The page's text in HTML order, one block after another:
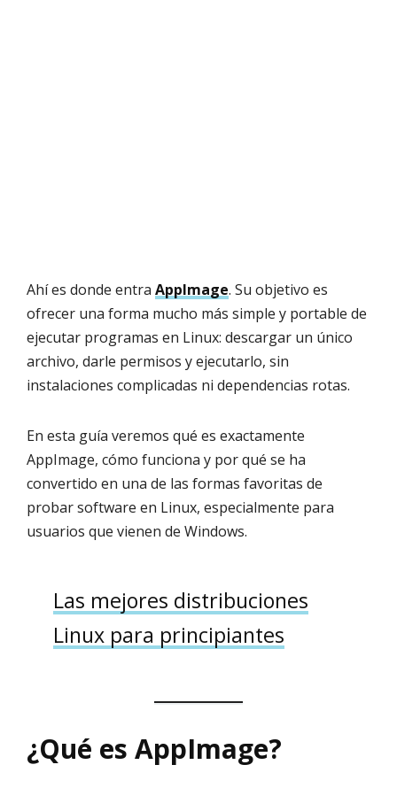
Ahí es donde entra AppImage. Su objetivo es
ofrecer una forma mucho más simple y portable de
ejecutar programas en Linux: descargar un único
archivo, darle permisos y ejecutarlo, sin
instalaciones complicadas ni dependencias rotas.
En esta guía veremos qué es exactamente
AppImage, cómo funciona y por qué se ha
convertido en una de las formas favoritas de
probar software en Linux, especialmente para
usuarios que vienen de Windows.
Las mejores distribuciones
Linux para principiantes
¿Qué es AppImage?